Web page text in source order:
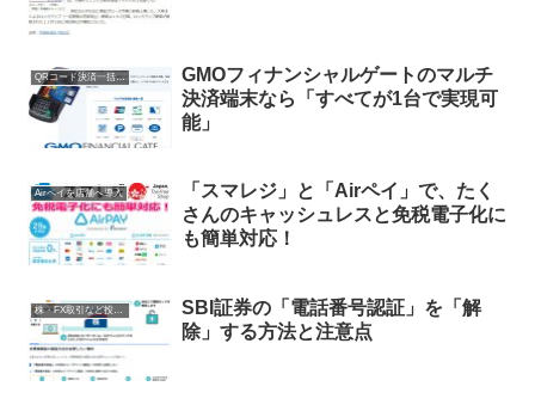
QRコード決済一括導入
GMOフィナンシャルゲートのマルチ
決済端末なら「すべてが1台で実現可
能」
Airペイを店舗へ導入
「スマレジ」と「Airペイ」で、たく
さんのキャッシュレスと免税電子化に
も簡単対応！
株・FX取引など投資関連
SBI証券の「電話番号認証」を「解
除」する方法と注意点